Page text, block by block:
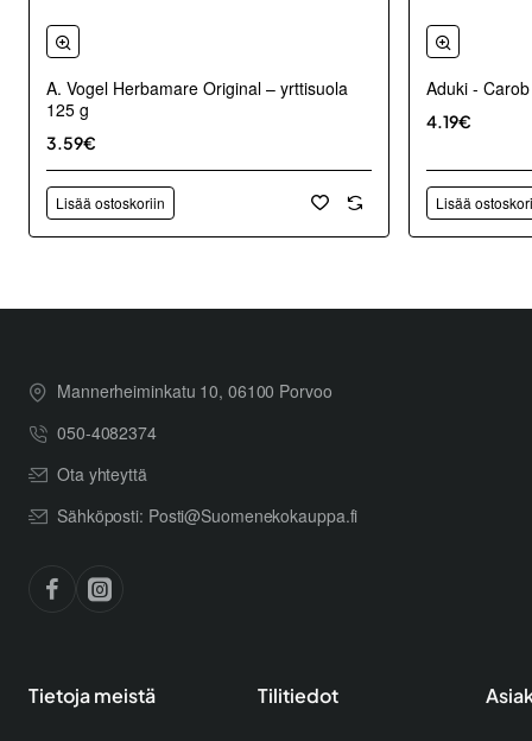
A. Vogel Herbamare Original – yrttisuola
125 g
3.59€
Lisää ostoskoriin
Aduki -
4.19€
Lisää
Mannerheiminkatu 10, 06100 Porvoo
050-4082374
Ota yhteyttä
Sähköposti: Posti@Suomenekokauppa.fi
Tietoja meistä Tilitiedot